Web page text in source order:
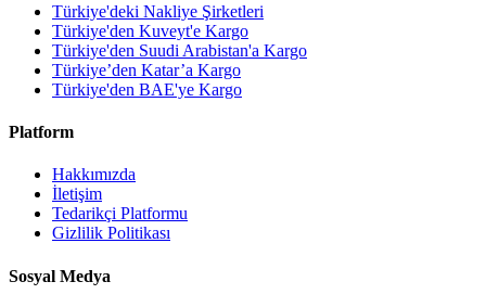
Türkiye'deki Nakliye Şirketleri
Türkiye'den Kuveyt'e Kargo
Türkiye'den Suudi Arabistan'a Kargo
Türkiye’den Katar’a Kargo
Türkiye'den BAE'ye Kargo
Platform
Hakkımızda
İletişim
Tedarikçi Platformu
Gizlilik Politikası
Sosyal Medya